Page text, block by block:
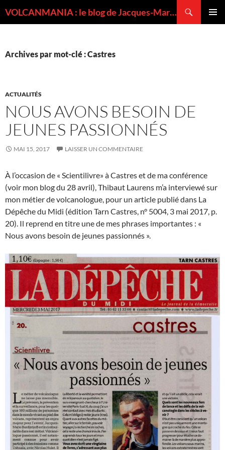
VOLCANMANIA : le blog de Jacques-Marie BARDINTZEFF, volcanologue
Archives par mot-clé : Castres
ACTUALITÉS
NOUS AVONS BESOIN DE
JEUNES PASSIONNÉS
MAI 15, 2017 LAISSER UN COMMENTAIRE
À l’occasion de « Scientilivre» à Castres et de ma conférence
(voir mon blog du 28 avril), Thibaut Laurens m’a interviewé sur
mon métier de volcanologue, pour un article publié dans La
Dépêche du Midi (édition Tarn Castres, n° 5004, 3 mai 2017, p.
20). Il reprend en titre une de mes phrases importantes : «
Nous avons besoin de jeunes passionnés ».